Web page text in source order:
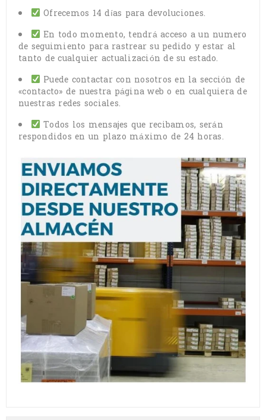
Ofrecemos 14 días para devoluciones.
En todo momento, tendrá acceso a un numero
de seguimiento para rastrear su pedido y estar al
tanto de cualquier actualización de su estado.
Puede contactar con nosotros en la sección de
«contacto» de nuestra página web o en cualquiera de
nuestras redes sociales.
Todos los mensajes que recibamos, serán
respondidos en un plazo máximo de 24 horas.